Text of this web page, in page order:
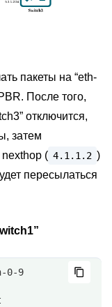
пакеты на “eth-
После того,
отключится,
затем
nexthop ( 4.1.1.2 )
пересылаться
0-9